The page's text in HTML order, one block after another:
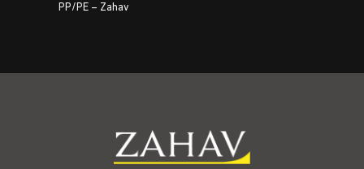
PP/PE – Zahav